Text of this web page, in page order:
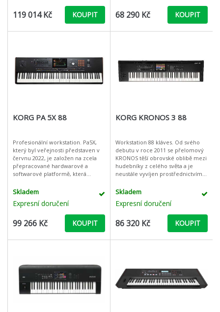
119 014 Kč KOUPIT 68 290 Kč KOUPIT
KORG PA 5X 88
Profesionální workstation. Pa5X,
který byl veřejnosti představen v
červnu 2022, je založen na zcela
přepracované hardwarové a
softwarové platformě, která
profesionálních aranžérů KORG.
Skladem
Expresní doručení
99 266 Kč KOUPIT
KORG KRONOS 3 88
Workstation 88 kláves. Od svého
debutu v roce 2011 se přelomový
KRONOS těší obrovské oblibě mezi
hudebníky z celého světa a je
neustále vyvíjen prostřednictvím
inovací, především díky zpět
Skladem
Expresní doručení
86 320 Kč KOUPIT